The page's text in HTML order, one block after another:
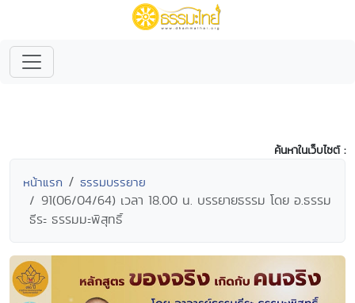
ค้นหาในเว็บไซต์ :
หน้าแรก ธรรมบรรยาย
91(06/04/64) เวลา 18.00 น. บรรยายธรรม โดย อ.ธรรม
ธีระ ธรรมมะพิสุทธิ์